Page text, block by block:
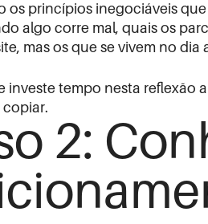
os princípios inegociáveis
algo corre mal, quais os
mas os que se vivem no
investe tempo nesta reflexão
copiar.
2: